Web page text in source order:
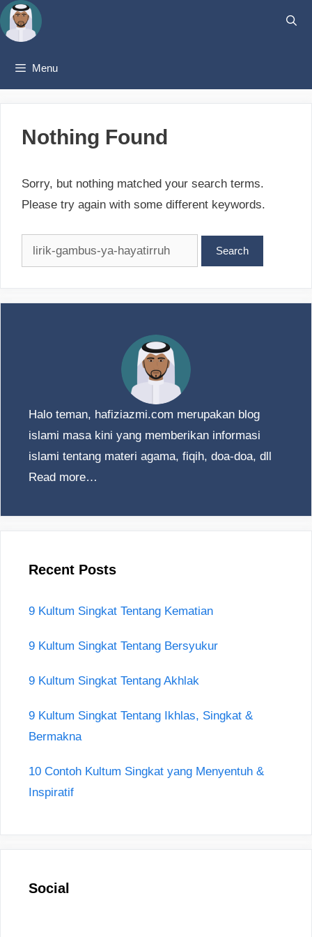
Skip
to
Menu
Nothing Found
Sorry, but nothing matched your search terms.
Please try again with some different keywords.
Search
for:
Halo teman, hafiziazmi.com merupakan blog
islami masa kini yang memberikan informasi
islami tentang materi agama, fiqih, doa-doa, dll
Read more…
Recent Posts
9 Kultum Singkat Tentang Kematian
9 Kultum Singkat Tentang Bersyukur
9 Kultum Singkat Tentang Akhlak
9 Kultum Singkat Tentang Ikhlas, Singkat &
Bermakna
10 Contoh Kultum Singkat yang Menyentuh &
Inspiratif
Social